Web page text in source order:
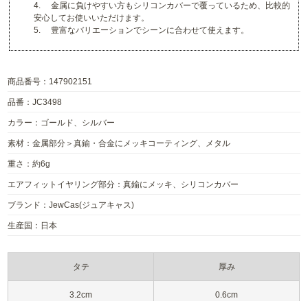
4. 金属に負けやすい方もシリコンカバーで覆っているため、比較的
安心してお使いいただけます。
5. 豊富なバリエーションでシーンに合わせて使えます。
商品番号：147902151
品番：JC3498
カラー：ゴールド、シルバー
素材：金属部分＞真鍮・合金にメッキコーティング、メタル
重さ：約6g
エアフィットイヤリング部分：真鍮にメッキ、シリコンカバー
ブランド：JewCas(ジュアキャス)
生産国：日本
タテ 厚み
3.2cm 0.6cm